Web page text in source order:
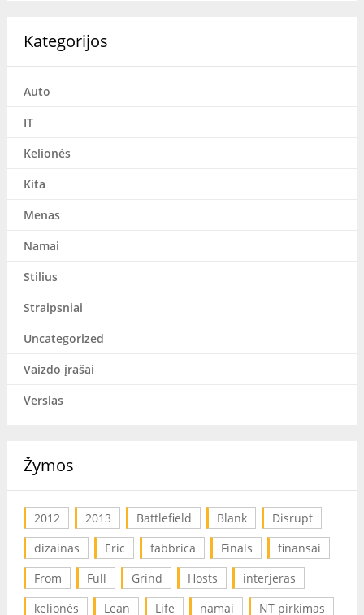
Kategorijos
Auto
IT
Kelionės
Kita
Menas
Namai
Stilius
Straipsniai
Uncategorized
Vaizdo įrašai
Verslas
Žymos
2012 2013 Battlefield Blank
Disrupt
dizainas
Eric fabbrica Finals
finansai
From
Full Grind Hosts
interjeras
kelionės
Lean Life namai NT pirkimas